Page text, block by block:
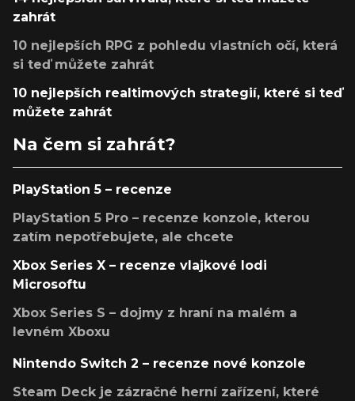
zahrát
10 nejlepších RPG z pohledu vlastních očí, která
si teď můžete zahrát
10 nejlepších realtimových strategií, které si teď
můžete zahrát
Na čem si zahrát?
PlayStation 5 – recenze
PlayStation 5 Pro – recenze konzole, kterou
zatím nepotřebujete, ale chcete
Xbox Series X – recenze vlajkové lodi
Microsoftu
Xbox Series S – dojmy z hraní na malém a
levném Xboxu
Nintendo Switch 2 – recenze nové konzole
Steam Deck je zázračné herní zařízení, které